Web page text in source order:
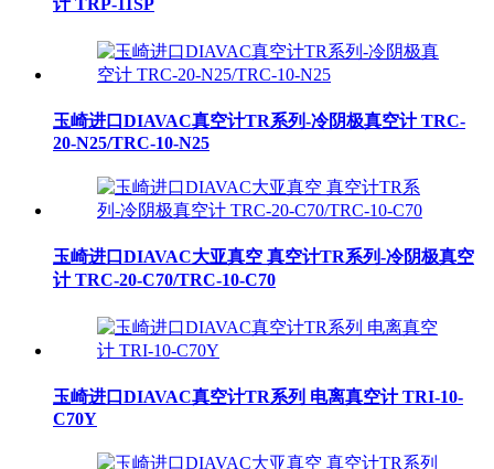
计 TRP-11SP
玉崎进口DIAVAC真空计TR系列-冷阴极真空计 TRC-
20-N25/TRC-10-N25
玉崎进口DIAVAC大亚真空 真空计TR系列-冷阴极真空
计 TRC-20-C70/TRC-10-C70
玉崎进口DIAVAC真空计TR系列 电离真空计 TRI-10-
C70Y